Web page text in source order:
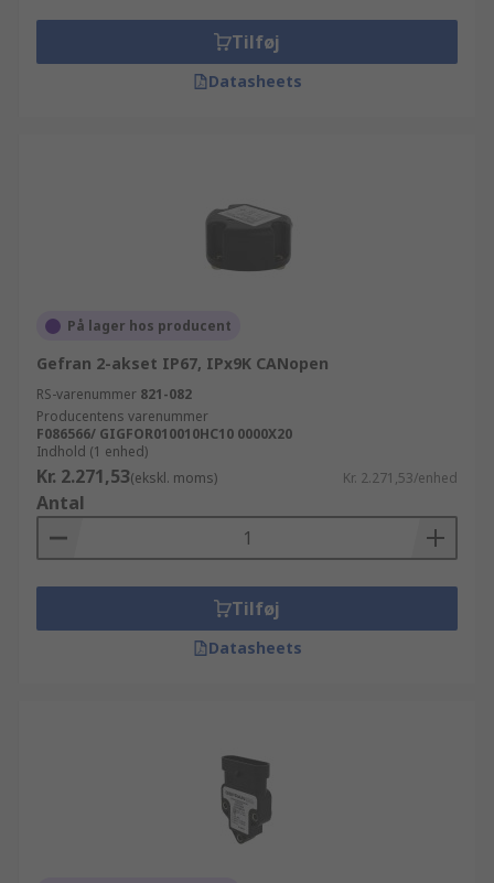
Tilføj
Datasheets
På lager hos producent
Gefran 2-akset IP67, IPx9K CANopen
RS-varenummer 821-082
Producentens varenummer
F086566/ GIGFOR010010HC10 0000X20
Indhold (1 enhed)
Kr. 2.271,53(ekskl. moms) Kr. 2.271,53/enhed
Antal
Tilføj
Datasheets